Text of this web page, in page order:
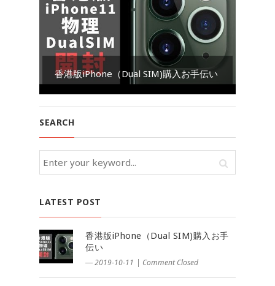
香港版iPhone（Dual SIM)購入お手伝い
SEARCH
LATEST POST
香港版iPhone（Dual SIM)購入お手
伝い
― 2019-10-11 | Comment Closed